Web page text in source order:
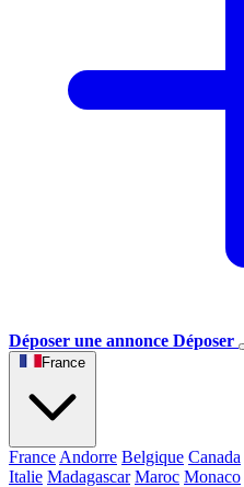
Déposer une annonce Déposer
France
France Andorre Belgique Canada
Italie Madagascar Maroc Monaco